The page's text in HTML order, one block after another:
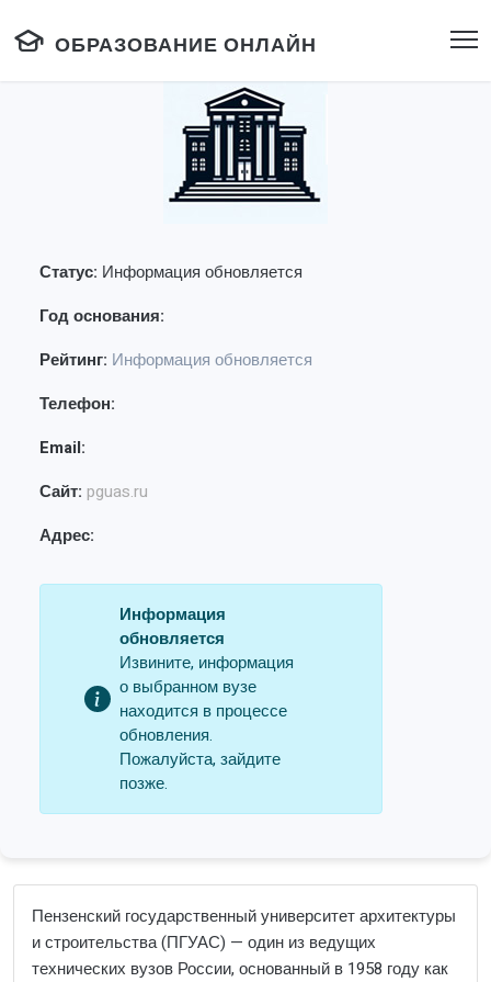
ОБРАЗОВАНИЕ ОНЛАЙН
Статус: Информация обновляется
Год основания:
Рейтинг: Информация обновляется
Телефон:
Email:
Сайт: pguas.ru
Адрес:
Информация
обновляется
Извините, информация
о выбранном вузе
находится в процессе
обновления.
Пожалуйста, зайдите
позже.
Пензенский государственный университет архитектуры
и строительства (ПГУАС) — один из ведущих
технических вузов России, основанный в 1958 году как